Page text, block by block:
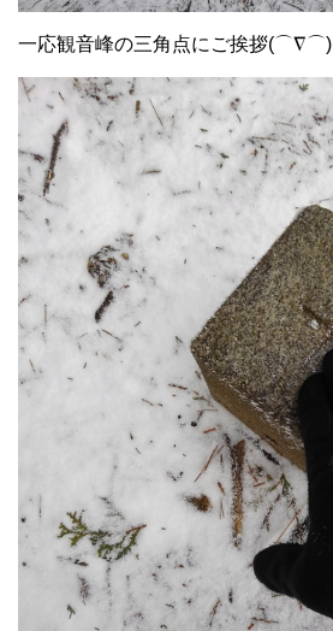
一応観音峰の三角点にご挨拶(⌒∇⌒)